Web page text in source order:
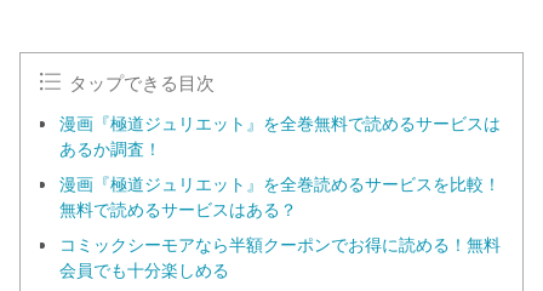
タップできる目次
漫画『極道ジュリエット』を全巻無料で読めるサービスは
あるか調査！
漫画『極道ジュリエット』を全巻読めるサービスを比較！
無料で読めるサービスはある？
コミックシーモアなら半額クーポンでお得に読める！無料
会員でも十分楽しめる